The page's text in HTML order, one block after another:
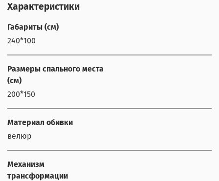
Характеристики
Габариты (см)
240*100
Размеры спального места
(см)
200*150
Материал обивки
велюр
Механизм
трансформации